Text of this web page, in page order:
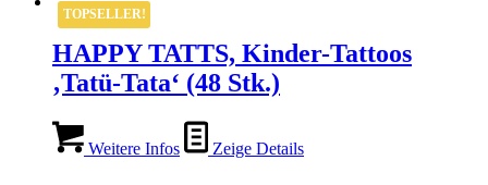
TOPSELLER!
HAPPY TATTS, Kinder-Tattoos
‚Tatü-Tata‘ (48 Stk.)
Weitere Infos Zeige Details